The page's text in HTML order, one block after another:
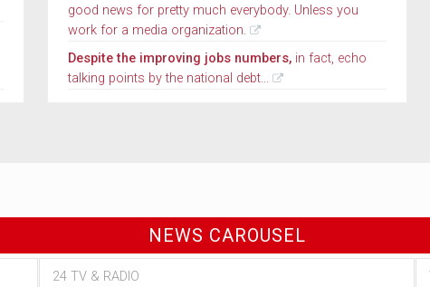
good news for pretty much everybody. Unless you
work for a media organization.
Despite the improving jobs numbers,in fact, echo
talking points by the national debt...
NEWS CAROUSEL
24 TV & RADIO